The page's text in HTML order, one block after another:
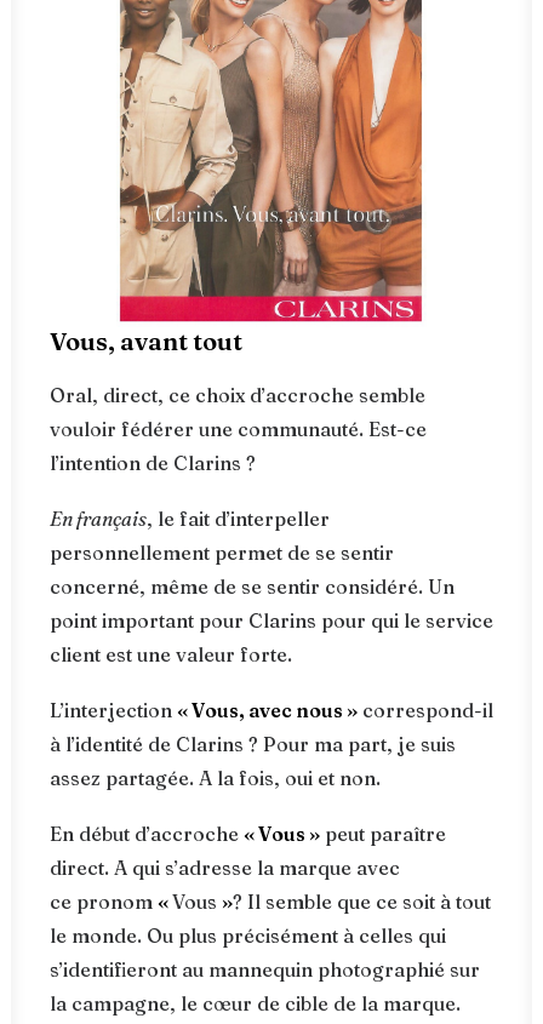
Vous, avant tout
Oral, direct, ce choix d’accroche semble
vouloir fédérer une communauté. Est-ce
l’intention de Clarins ?
En français, le fait d’interpeller
personnellement permet de se sentir
concerné, même de se sentir considéré. Un
point important pour Clarins pour qui le service
client est une valeur forte.
L’interjection « Vous, avec nous » correspond-il
à l’identité de Clarins ? Pour ma part, je suis
assez partagée. A la fois, oui et non.
En début d’accroche « Vous » peut paraître
direct. A qui s’adresse la marque avec
ce pronom «Vous »? Il semble que ce soit à tout
le monde. Ou plus précisément à celles qui
s’identifieront au mannequin photographié sur
la campagne, le cœur de cible de la marque.